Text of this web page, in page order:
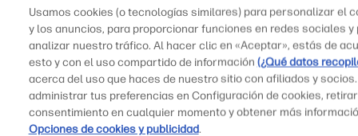
implementar
medidas
de
seguridad
robustas
ya
no
Usamos cookies (o tecnologías similares) para personalizar el
y los anuncios, para proporcionar funciones en redes sociales y
analizar nuestro tráfico. Al hacer clic en «Aceptar», estás de
esto y con el uso compartido de información (¿Qué datos
acerca del uso que haces de nuestro sitio con afiliados y
administrar tus preferencias en Configuración de cookies,
consentimiento en cualquier momento y obtener más
Opciones de cookies y publicidad.